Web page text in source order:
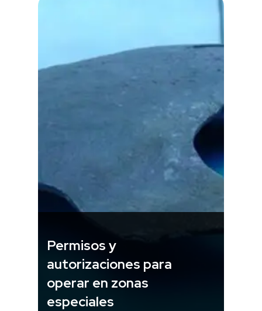
Permisos y
autorizaciones para
operar en zonas
especiales